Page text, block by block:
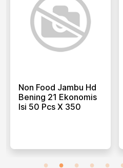
Non Food Jambu Hd
Bening 21 Ekonomis
Isi 50 Pcs X 350